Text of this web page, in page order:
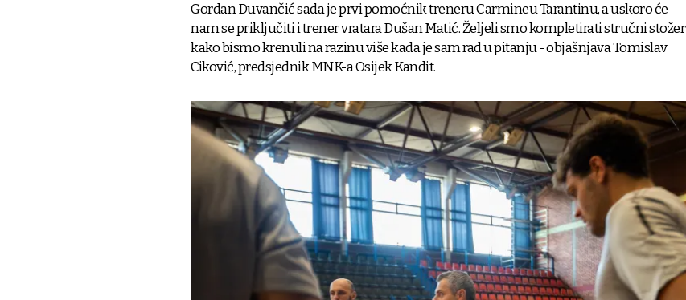
Gordan Duvančić sada je prvi pomoćnik treneru Carmineu Tarantinu, a uskoro će
nam se priključiti i trener vratara Dušan Matić. Željeli smo kompletirati stručni stožer
kako bismo krenuli na razinu više kada je sam rad u pitanju - objašnjava Tomislav
Ciković, predsjednik MNK-a Osijek Kandit.